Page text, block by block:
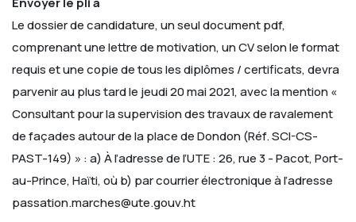
Le dossier de candidature, un seul document pdf,
comprenant une lettre de motivation, un CV selon le format
requis et une copie de tous les diplômes / certificats, devra
parvenir au plus tard le jeudi 20 mai 2021, avec la mention «
Consultant pour la supervision des travaux de ravalement
de façades autour de la place de Dondon (Réf. SCI-CS-
PAST-149) » :a) À l’adresse de l’UTE : 26, rue 3 - Pacot, Port-
au-Prince, Haïti, oùb) par courrier électronique à l’adresse
passation.marches@ute.gouv.ht